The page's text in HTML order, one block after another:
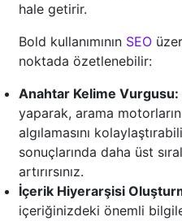
hale getirir.
Bold kullanımının SEO
noktada özetlenebilir:
Anahtar Kelime Vurgusu:
yaparak, arama
algılamasını
sonuçlarında daha üst
artırırsınız.
İçerik Hiyerarşisi
içeriğinizdeki önemli